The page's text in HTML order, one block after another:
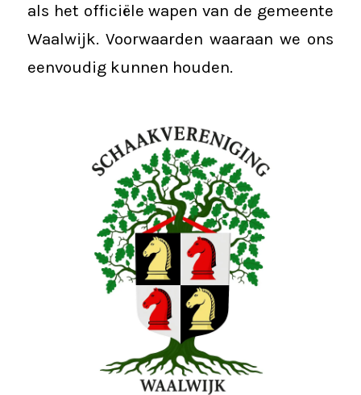
als het officiële wapen van de gemeente
Waalwijk. Voorwaarden waaraan we ons
eenvoudig kunnen houden.